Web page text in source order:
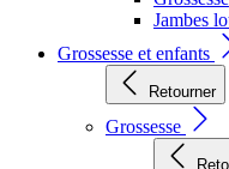
Jambes
Grossesse et enfants
Retourner
Grossesse